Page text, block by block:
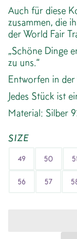
Auch für diese
zusammen, die
der World Fair
„Schöne Dinge
zu uns.“
Entworfen in der
Jedes Stück ist
Material: Silber
SIZE
49 50 51
56 57